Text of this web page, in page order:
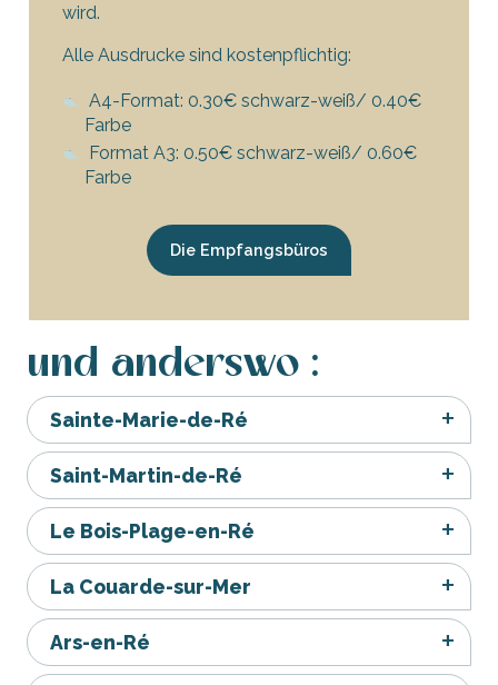
wird.
Alle Ausdrucke sind kostenpflichtig:
A4-Format: 0.30€ schwarz-weiß/ 0.40€
Farbe
Format A3: 0.50€ schwarz-weiß/ 0.60€
Farbe
Die Empfangsbüros
und anderswo :
Sainte-Marie-de-Ré
Saint-Martin-de-Ré
Le Bois-Plage-en-Ré
La Couarde-sur-Mer
Ars-en-Ré